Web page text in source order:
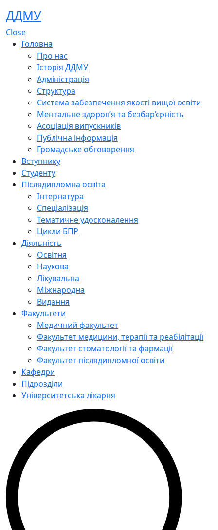
ДДМУ
Close
Головна
Про нас
Історія ДДМУ
Адміністрація
Структура
Система забезпечення якості вищої освіти
Ментальне здоров’я та безбар’єрність
Асоціація випускників
Публічна інформація
Громадське обговорення
Вступнику
Студенту
Післядипломна освіта
Інтернатура
Спеціалізація
Тематичне удосконалення
Цикли БПР
Діяльність
Освітня
Наукова
Лікувальна
Міжнародна
Видання
Факультети
Медичний факультет
Факультет медицини, терапії та реабілітації
Факультет стоматології та фармації
Факультет післядипломної освіти
Кафедри
Підрозділи
Університетська лікарня